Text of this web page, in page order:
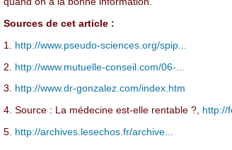
Sources de cet article :
1. http://www.pseudo-sciences.org/spip...
2. http://www.mutuelle-conseil.com/06-...
3. http://www.dr-gonzalez.com/index.htm
4. Source : La médecine est-elle rentable ?, http://
5. http://archives.lesechos.fr/archive...